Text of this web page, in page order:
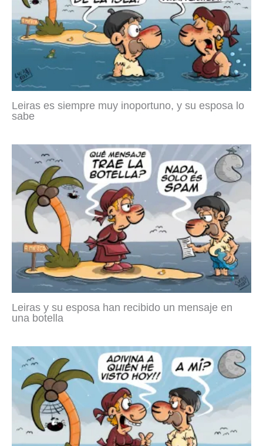
Leiras es siempre muy inoportuno, y su esposa lo
sabe
Leiras y su esposa han recibido un mensaje en
una botella